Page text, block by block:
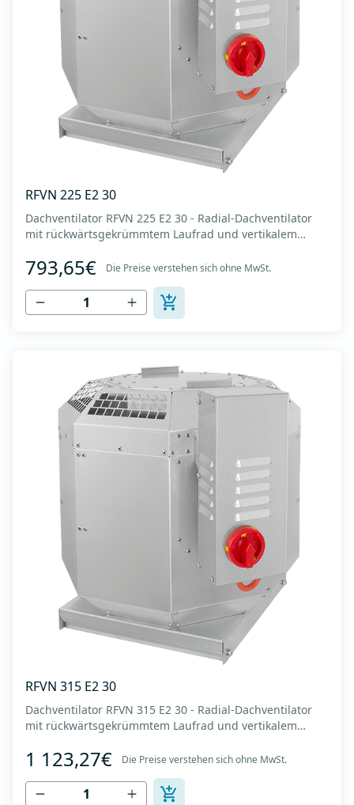
RFVN 225 E2 30
Dachventilator RFVN 225 E2 30 - Radial-Dachventilator
mit rückwärtsgekrümmtem Laufrad und vertikalem
Luftdurchsatz: bis zu 1.720 m3/h - Für Dauerbetrieb mit
Temperaturen bis 120 °C - Luftauslass mit Schutzgitter -
Zur Reinigung und Wartung lässt s...
793,65€ Die Preise verstehen sich ohne MwSt.
RFVN 315 E2 30
Dachventilator RFVN 315 E2 30 - Radial-Dachventilator
mit rückwärtsgekrümmtem Laufrad und vertikalem
Luftdurchsatz: bis zu 3.860 m3/h - Für Dauerbetrieb mit
Temperaturen bis 120 °C - Luftauslass mit Schutzgitter -
Zur Reinigung und Wartung lässt s...
1 123,27€ Die Preise verstehen sich ohne MwSt.